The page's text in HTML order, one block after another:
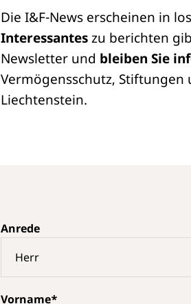
Die I&F-News erscheinen in
Interessanteszu berichten
Newsletter und bleiben Sie
Vermögensschutz,
Liechtenstein.
Anrede
Vorname*